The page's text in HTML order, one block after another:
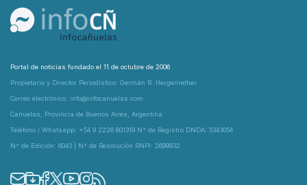
Portal de noticias fundado el 11 de octubre de 2006
Propietario y Director Periodístico: Germán R. Hergenrether
Correo electrónico: info@infocanuelas.com
Cañuelas, Provincia de Buenos Aires, Argentina
Teléfono / Whatsapp: +54 9 2226 601319 N° de Registro DNDA: 5343054
N° de Edición: 6043 | N° de Resolución RNPI: 2699932